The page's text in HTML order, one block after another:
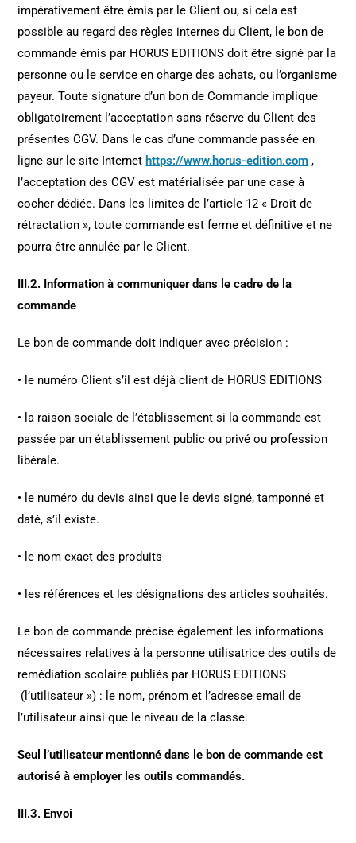
impérativement être émis par le Client ou, si cela est
possible au regard des règles internes du Client, le bon de
commande émis par HORUS EDITIONS doit être signé par la
personne ou le service en charge des achats, ou l’organisme
payeur. Toute signature d’un bon de Commande implique
obligatoirement l’acceptation sans réserve du Client des
présentes CGV. Dans le cas d’une commande passée en
ligne sur le site Internet https://www.horus-edition.com ,
l’acceptation des CGV est matérialisée par une case à
cocher dédiée. Dans les limites de l’article 12 « Droit de
rétractation », toute commande est ferme et définitive et ne
pourra être annulée par le Client.
III.2. Information à communiquer dans le cadre de la
commande
Le bon de commande doit indiquer avec précision :
• le numéro Client s’il est déjà client de HORUS EDITIONS
• la raison sociale de l’établissement si la commande est
passée par un établissement public ou privé ou profession
libérale.
• le numéro du devis ainsi que le devis signé, tamponné et
daté, s’il existe.
• le nom exact des produits
• les références et les désignations des articles souhaités.
Le bon de commande précise également les informations
nécessaires relatives à la personne utilisatrice des outils de
remédiation scolaire publiés par HORUS EDITIONS
(l’utilisateur ») : le nom, prénom et l’adresse email de
l’utilisateur ainsi que le niveau de la classe.
Seul l’utilisateur mentionné dans le bon de commande est
autorisé à employer les outils commandés.
III.3. Envoi